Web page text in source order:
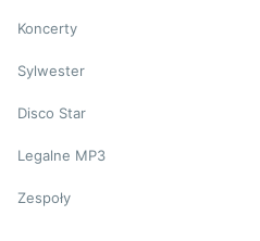
Koncerty
Sylwester
Disco Star
Legalne MP3
Zespoły